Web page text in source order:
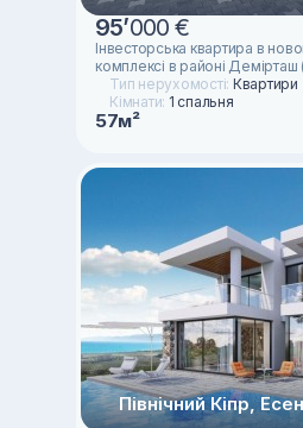
95’000 €
Інвесторська квартира в
комплексі в районі Демірташ
Тип нерухомості: Квартири
Кімнати: 1 спальня
57м²
Північний Кіпр,